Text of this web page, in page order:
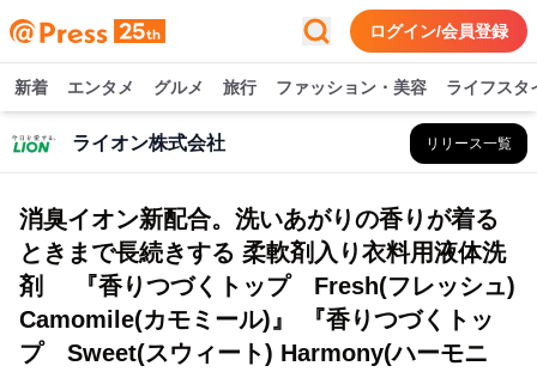
ログイン/会員登録
新着 エンタメ グルメ 旅行 ファッション・美容 ライフスタ
ライオン株式会社 リリース一覧
消臭イオン新配合。洗いあがりの香りが着る
ときまで長続きする 柔軟剤入り衣料用液体洗
剤 『香りつづくトップ Fresh(フレッシュ)
Camomile(カモミール)』 『香りつづくトッ
プ Sweet(スウィート) Harmony(ハーモニ